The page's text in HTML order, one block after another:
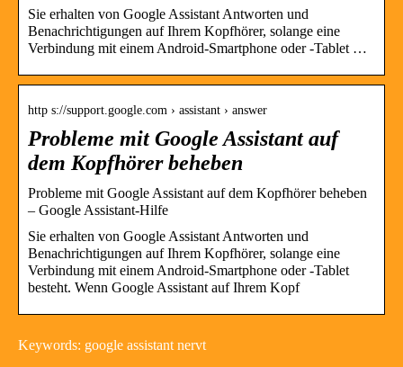
Sie erhalten von Google Assistant Antworten und
Benachrichtigungen auf Ihrem Kopfhörer, solange eine
Verbindung mit einem Android-Smartphone oder -Tablet …
http s://support.google.com › assistant › answer
Probleme mit Google Assistant auf
dem Kopfhörer beheben
Probleme mit Google Assistant auf dem Kopfhörer beheben
– Google Assistant-Hilfe
Sie erhalten von Google Assistant Antworten und
Benachrichtigungen auf Ihrem Kopfhörer, solange eine
Verbindung mit einem Android-Smartphone oder -Tablet
besteht. Wenn Google Assistant auf Ihrem Kopf
Keywords: google assistant nervt